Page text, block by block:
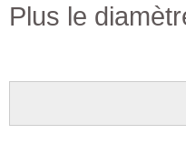
Plus le